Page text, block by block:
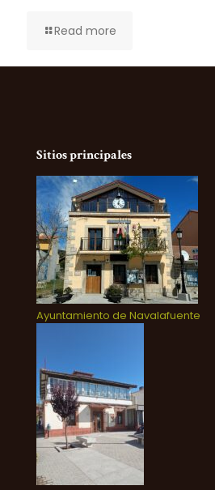
Read more
Sitios principales
Ayuntamiento de Navalafuente